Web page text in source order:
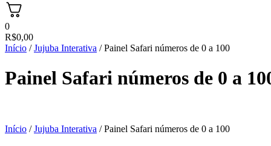
0
R$0,00
Início /Jujuba Interativa / Painel Safari números de 0 a 100
Painel Safari números de 0 a
Início /Jujuba Interativa / Painel Safari números de 0 a 100